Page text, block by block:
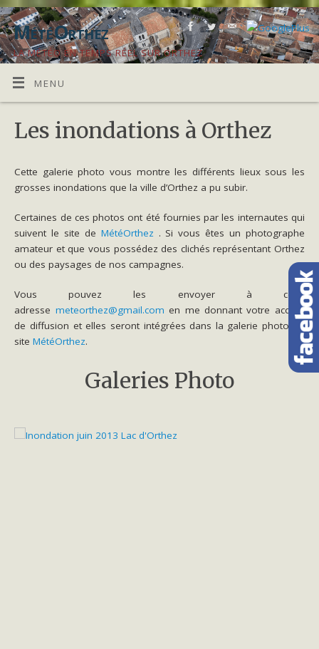
MétéOrthez
LA MÉTÉO EN TEMPS RÉEL SUR ORTHEZ
MENU
Les inondations à Orthez
Cette galerie photo vous montre les différents lieux sous les
grosses inondations que la ville d’Orthez a pu subir.
Certaines de ces photos ont été fournies par les internautes qui
suivent le site de MétéOrthez . Si vous êtes un photographe
amateur et que vous possédez des clichés représentant Orthez
ou des paysages de nos campagnes.
Vous pouvez les envoyer à cette
adresse meteorthez@gmail.com en me donnant votre accord
de diffusion et elles seront intégrées dans la galerie photo du
siteMétéOrthez.
Galeries Photo